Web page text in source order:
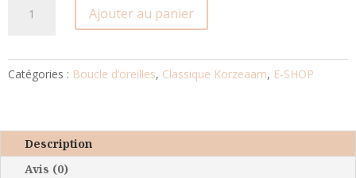
en
rouge
Ajouter au panier
Catégories : Boucle d’oreilles, Classique Korzeaam, E-SHOP
Description
Avis (0)